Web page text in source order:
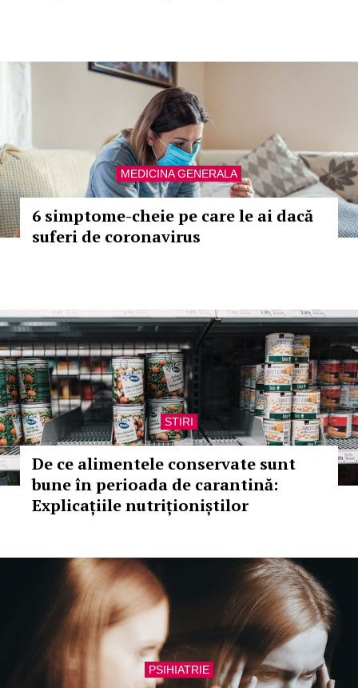
MEDICINA GENERALA
6 simptome-cheie pe care le ai dacă
suferi de coronavirus
STIRI
De ce alimentele conservate sunt
bune în perioada de carantină:
Explicațiile nutriționiștilor
PSIHIATRIE